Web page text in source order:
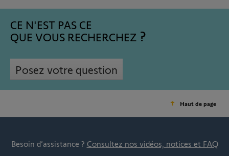
CE N'EST PAS CE
QUE VOUS RECHERCHEZ
Posez votre question
Haut de page
Besoin d’assistance ? Consultez nos vidéos, notices et FAQ